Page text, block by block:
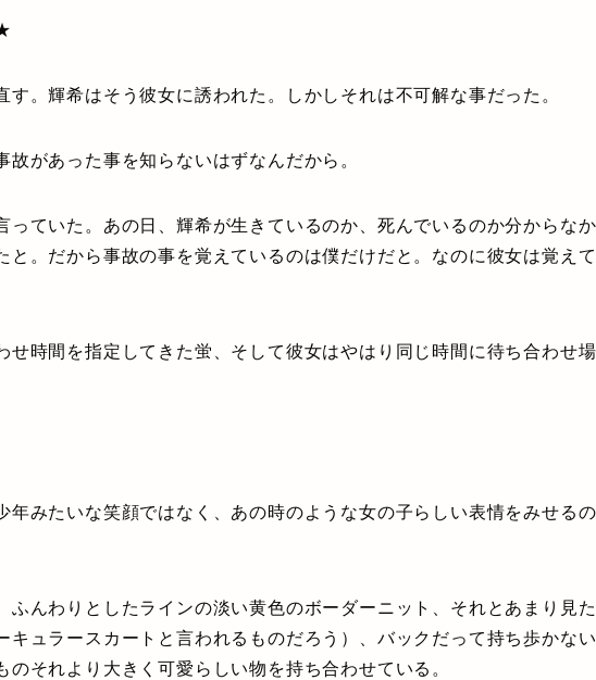
。輝希はそう彼女に誘われた。しかしそれは不可解な事だった。
があった事を知らないはずなんだから。
ていた。あの日、輝希が生きているのか、死んでいるのか分からなか
と。だから事故の事を覚えているのは僕だけだと。なのに彼女は覚え
時間を指定してきた蛍、そして彼女はやはり同じ時間に待ち合わせ
みたいな笑顔ではなく、あの時のような女の子らしい表情をみせるの
んわりとしたラインの淡い黄色のボーダーニット、それとあまり見
キュラースカートと言われるものだろう）、バックだって持ち歩かな
のそれより大きく可愛らしい物を持ち合わせている。